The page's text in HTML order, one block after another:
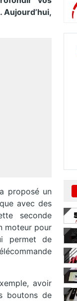
proposé un
avec des
seconde
moteur pour
permet de
avoir
boutons de